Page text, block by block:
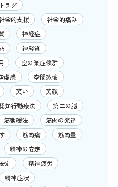
ラグ
会的支援
社会的痛み
神経症
神経質
空の巣症候群
虚感
空間恐怖
笑い
笑顔
知行動療法
第二の脳
筋弛緩法
筋肉の発達
筋肉痛
筋肉量
精神の安定
定
精神疲労
精神症状